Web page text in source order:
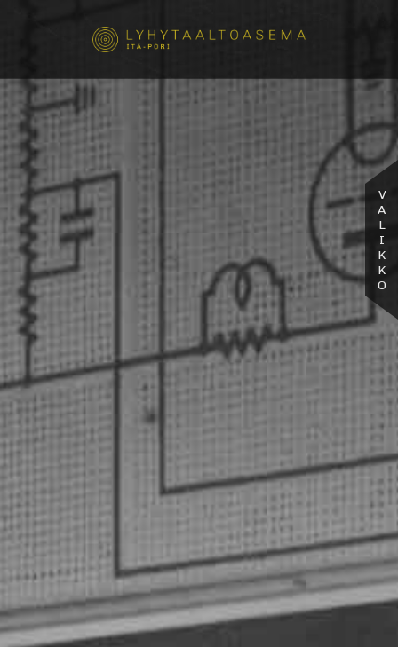
VALIKKO